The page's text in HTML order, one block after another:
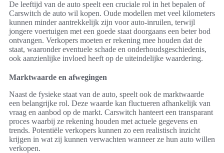
De leeftijd van de auto speelt een cruciale rol in het bepalen of
Carswitch de auto wil kopen. Oude modellen met veel kilometers
kunnen minder aantrekkelijk zijn voor auto-inruilen, terwijl
jongere voertuigen met een goede staat doorgaans een beter bod
ontvangen. Verkopers moeten er rekening mee houden dat de
staat, waaronder eventuele schade en onderhoudsgeschiedenis,
ook aanzienlijke invloed heeft op de uiteindelijke waardering.
Marktwaarde en afwegingen
Naast de fysieke staat van de auto, speelt ook de marktwaarde
een belangrijke rol. Deze waarde kan fluctueren afhankelijk van
vraag en aanbod op de markt. Carswitch hanteert een transparant
proces waarbij ze rekening houden met actuele gegevens en
trends. Potentiële verkopers kunnen zo een realistisch inzicht
krijgen in wat zij kunnen verwachten wanneer ze hun auto willen
verkopen.